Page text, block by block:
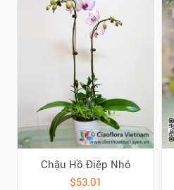
Chậu Hồ Điệp Nhỏ
$53.01